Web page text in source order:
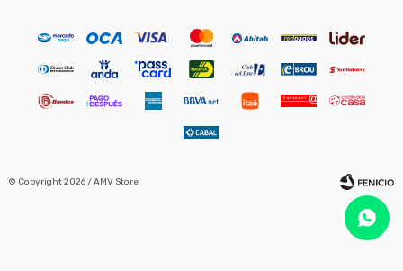
© Copyright 2026 / AMV Store